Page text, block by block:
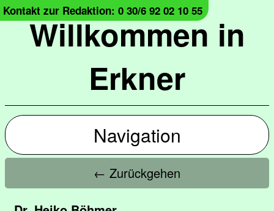
Willkommen in
Erkner
Kontakt zur Redaktion: 0 30/6 92 02 10 55
Navigation
← Zurückgehen